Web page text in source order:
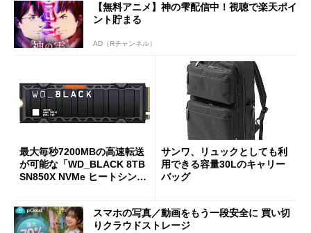
【無料アニメ】神の雫配信中！視聴で楽天ポイ
ント貯まる
AD（Rチャンネル）
最大毎秒7200MBの高速転送
が可能な「WD_BLACK 8TB
SN850X NVMe ヒートシンク
サンワ、リュックとしても利
用できる容量30Lのキャリー
バッグ
スマホの写真／動画をもう一段安全に 買い切
りクラウドストレージ